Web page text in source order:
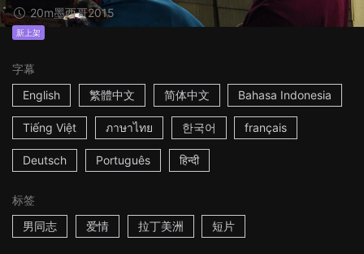
20m墨西哥2015
新上架
字幕
English
繁體中文 简体中文 Bahasa Indonesia
Tiếng Việt ภาษาไทย 한국어 français
Deutsch Português हिन्दी
标签
男同志
爱情 拉丁美洲 短片